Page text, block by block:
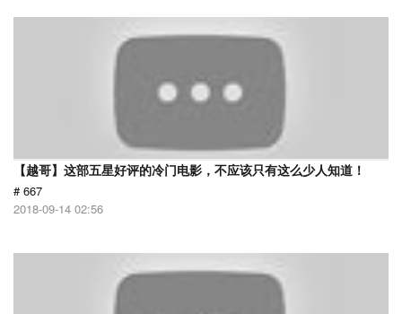
【越哥】这部五星好评的冷门电影，不应该只有这么少人知道！
# 667
2018-09-14 02:56